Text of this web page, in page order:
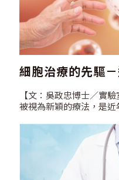
細胞治療的先驅
【文：吳政忠博士／實驗室暨
被視為新穎的療法，是
技術，適應症包括癌症
疾病。其實利用體內的
早在60年前即已開始施